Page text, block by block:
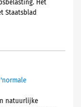
Het
Staatsblad
natuurlijke